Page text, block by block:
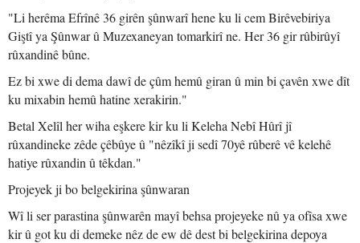
"Li herêma Efrînê 36 girên şûnwarî hene ku li cem Birêvebiriya
Giştî ya Şûnwar û Muzexaneyan tomarkirî ne. Her 36 gir rûbirûyî
rûxandinê bûne.
Ez bi xwe di dema dawî de çûm hemû giran û min bi çavên xwe dît
ku mixabin hemû hatine xerakirin."
Betal Xelîl her wiha eşkere kir ku li Keleha Nebî Hûrî jî
rûxandineke zêde çêbûye û "nêzîkî ji sedî 70yê rûberê vê kelehê
hatiye rûxandin û têkdan."
Projeyek ji bo belgekirina şûnwaran
Wî li ser parastina şûnwarên mayî behsa projeyeke nû ya ofîsa xwe
kir û got ku di demeke nêz de ew dê dest bi belgekirina depoya